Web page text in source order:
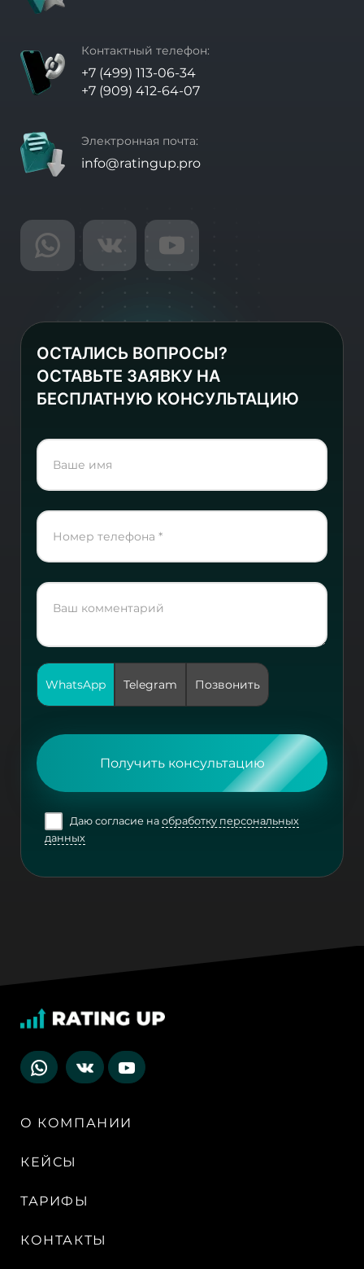
Контактный телефон:
+7 (499) 113-06-34
+7 (909) 412-64-07
Электронная почта:
info@ratingup.pro
ОСТАЛИСЬ ВОПРОСЫ?
ОСТАВЬТЕ ЗАЯВКУ НА
БЕСПЛАТНУЮ КОНСУЛЬТАЦИЮ
WhatsApp Telegram Позвонить
Получить консультацию
Даю согласие на обработку персональных
данных
О КОМПАНИИ
КЕЙСЫ
ТАРИФЫ
КОНТАКТЫ